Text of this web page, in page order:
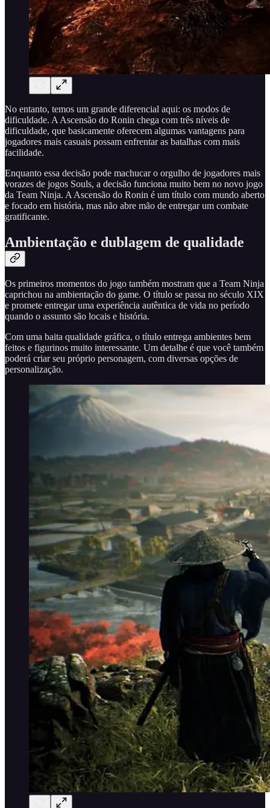
No entanto, temos um grande diferencial aqui: os modos de
dificuldade. A Ascensão do Ronin chega com três níveis de
dificuldade, que basicamente oferecem algumas vantagens para
jogadores mais casuais possam enfrentar as batalhas com mais
facilidade.
Enquanto essa decisão pode machucar o orgulho de jogadores mais
vorazes de jogos Souls, a decisão funciona muito bem no novo jogo
da Team Ninja. A Ascensão do Ronin é um título com mundo aberto
e focado em história, mas não abre mão de entregar um combate
gratificante.
Ambientação e dublagem de qualidade
Os primeiros momentos do jogo também mostram que a Team Ninja
caprichou na ambientação do game. O título se passa no século XIX
e promete entregar uma experiência autêntica de vida no período
quando o assunto são locais e história.
Com uma baita qualidade gráfica, o título entrega ambientes bem
feitos e figurinos muito interessante. Um detalhe é que você também
poderá criar seu próprio personagem, com diversas opções de
personalização.